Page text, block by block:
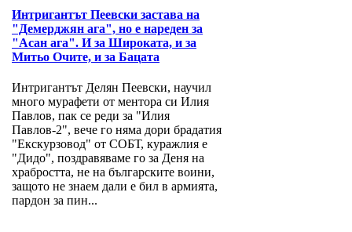
Интригантът Пеевски застава на
"Демерджян ага", но е нареден за
"Асан ага". И за Широката, и за
Митьо Очите, и за Бацата
Интригантът Делян Пеевски, научил
много мурафети от ментора си Илия
Павлов, пак се реди за "Илия
Павлов-2", вече го няма дори брадатия
"Екскурзовод" от СОБТ, куражлия е
"Дидо", поздравяваме го за Деня на
храбростта, не на българските воини,
защото не знаем дали е бил в армията,
пардон за пин...